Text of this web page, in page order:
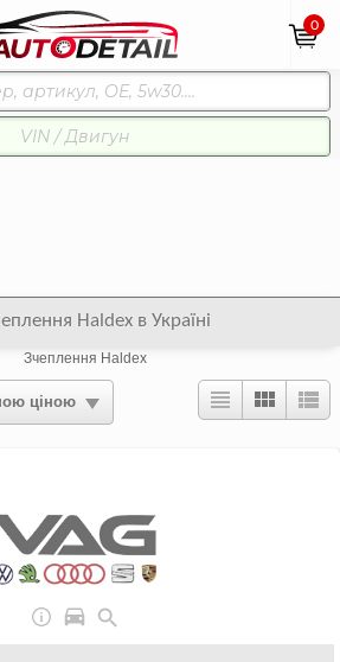
0
Haldex в Україні
Зчеплення Haldex
ціною